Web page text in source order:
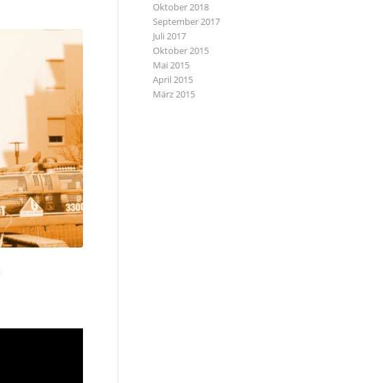
Oktober 2018
September 2017
Juli 2017
Oktober 2015
Mai 2015
April 2015
März 2015